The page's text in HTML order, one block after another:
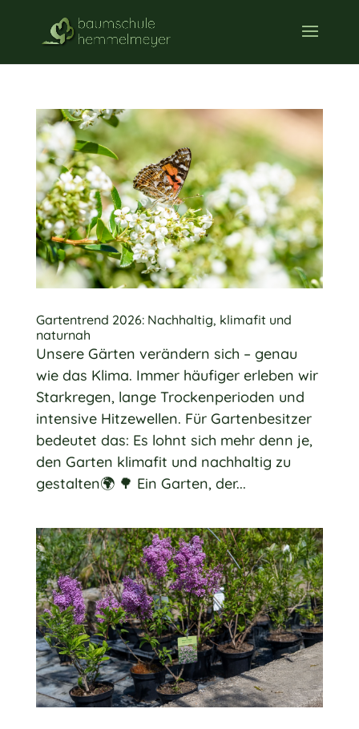
Gartentrend 2026: Nachhaltig, klimafit und
naturnah
Unsere Gärten verändern sich – genau
wie das Klima. Immer häufiger erleben wir
Starkregen, lange Trockenperioden und
intensive Hitzewellen. Für Gartenbesitzer
bedeutet das: Es lohnt sich mehr denn je,
den Garten klimafit und nachhaltig zu
gestalten🌍 🌳 Ein Garten, der...